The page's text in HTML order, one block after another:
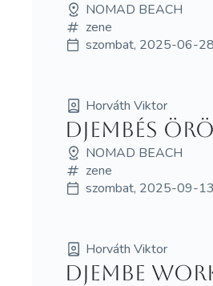
NOMAD BEACH
zene
szombat, 2025-06-
Horváth Viktor
Djembés
NOMAD BEACH
zene
szombat, 2025-09-
Horváth Viktor
Djembe